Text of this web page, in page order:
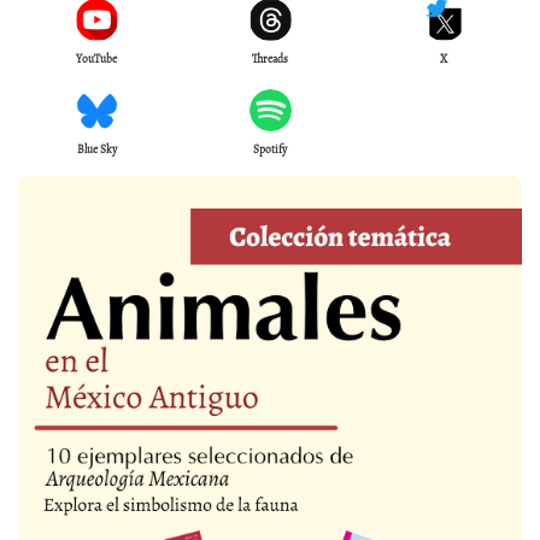
YouTube Threads X
Blue Sky Spotify